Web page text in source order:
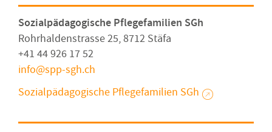
Sozialpädagogische Pflegefamilien SGh
Rohrhaldenstrasse 25, 8712 Stäfa
+41 44 926 17 52
info
spp-sgh ch
Sozialpädagogische Pflegefamilien SGh